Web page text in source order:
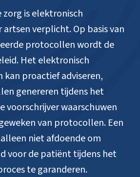
zorg is elektronisch
verplicht. Op basis van
protocollen wordt de
Het elektronisch
kan proactief adviseren,
genereren tijdens het
voorschrijver waarschuwen
van protocollen. Een
niet afdoende om
voor de patiënt tijdens het
te garanderen.